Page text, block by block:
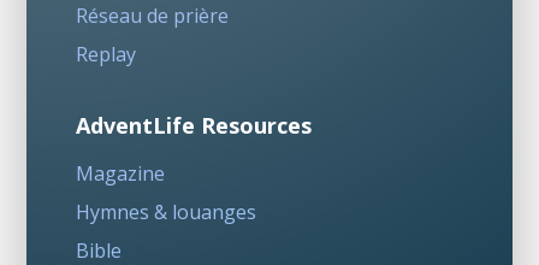
Réseau de prière
Replay
AdventLife Resources
Magazine
Hymnes & louanges
Bible